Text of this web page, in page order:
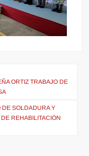
ORTIZ TRABAJO DE
DE SOLDADURA Y
REHABILITACIÓN